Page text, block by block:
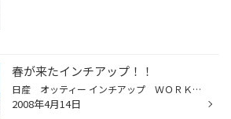
春が来たインチアップ！！
日産 オッティー インチアップ ＷＯＲＫ ヴァリアンツァ １５インチにインチアップ 足回りもＲＳＲ ＴＩ２０００で バツチリきまりました。
2008年4月14日